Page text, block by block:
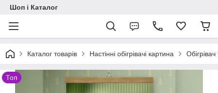
Шоп і Каталог
Каталог товарів Настінні обігрівачі картина
Топ